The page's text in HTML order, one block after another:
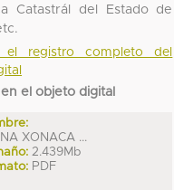
Catastrál del Estado de
el registro completo del
el objeto digital
XONACA ...
2.439Mb
PDF